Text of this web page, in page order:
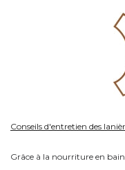
Conseils d'entretien des
Grâce à la nourriture en